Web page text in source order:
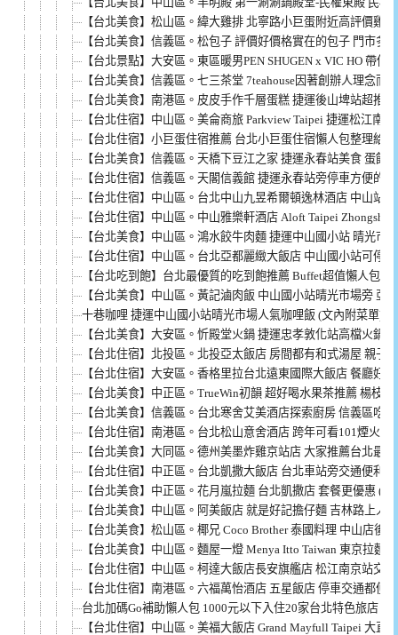
【台北美食】松山區。緯大雞排 北寧路小巨蛋附近高評價雞
【台北美食】信義區。松包子 評價好價格實在的包子 門市多
【台北景點】大安區。東區暖男PEN SHUGEN x VIC HO 帶
【台北美食】信義區。七三茶堂 7teahouse因著創辦人理念而
【台北美食】南港區。皮皮手作千層蛋糕 捷運後山埤站超推
【台北住宿】中山區。美侖商旅 Parkview Taipei 捷運松江南
【台北住宿】小巨蛋住宿推薦 台北小巨蛋住宿懶人包整理給
【台北美食】信義區。天橋下豆江之家 捷運永春站美食 蛋餅
【台北住宿】信義區。天閣信義館 捷運永春站旁停車方便的
【台北住宿】中山區。台北中山九昱希爾頓逸林酒店 中山站
【台北住宿】中山區。中山雅樂軒酒店 Aloft Taipei
【台北美食】中山區。鴻水餃牛肉麵 捷運中山國小站 晴光市
【台北住宿】中山區。台北亞都麗緻大飯店 中山國小站可停
【台北吃到飽】台北最優質的吃到飽推薦 Buffet超值懶人包
【台北美食】中山區。黃記滷肉飯 中山國小站晴光市場旁 亞
十巷咖哩 捷運中山國小站晴光市場人氣咖哩飯 (文內附菜單)
【台北美食】大安區。忻殿堂火鍋 捷運忠孝敦化站高檔火鍋
【台北住宿】北投區。北投亞太飯店 房間都有和式湯屋 親子
【台北住宿】大安區。香格里拉台北遠東國際大飯店 餐廳好
【台北美食】中正區。TrueWin初韻 超好喝水果茶推薦 楊枝
【台北美食】信義區。台北寒舍艾美酒店探索廚房 信義區吃
【台北住宿】南港區。台北松山意舍酒店 跨年可看101煙火
【台北美食】大同區。德州美墨炸雞京站店 大家推薦台北最
【台北住宿】中正區。台北凱撒大飯店 台北車站旁交通便利
【台北美食】中正區。花月嵐拉麵 台北凱撒店 套餐更優惠 (文
【台北美食】中山區。阿美飯店 就是好記擔仔麵 吉林路上人
【台北美食】松山區。椰兄 Coco Brother 泰國料理 中山店後
【台北美食】中山區。麵屋一燈 Menya Itto Taiwan 東京拉麵
【台北住宿】中山區。柯達大飯店長安旗艦店 松江南京站交
【台北住宿】南港區。六福萬怡酒店 五星飯店 停車交通都便
台北加碼Go補助懶人包 1000元以下入住20家台北特色旅店
【台北住宿】中山區。美福大飯店 Grand Mayfull Taipei 大直